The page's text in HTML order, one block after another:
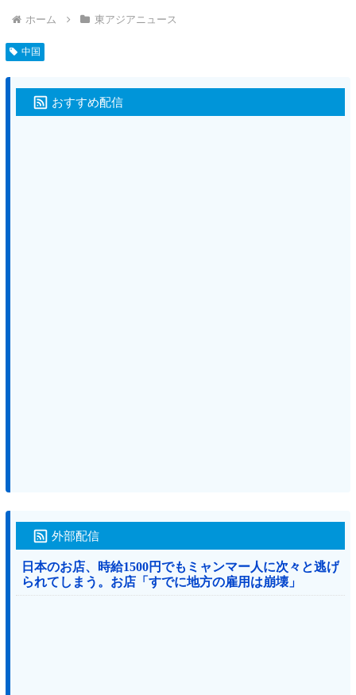
ホーム 東アジアニュース
中国
おすすめ配信
外部配信
日本のお店、時給1500円でもミャンマー人に次々と逃げ
られてしまう。お店「すでに地方の雇用は崩壊」